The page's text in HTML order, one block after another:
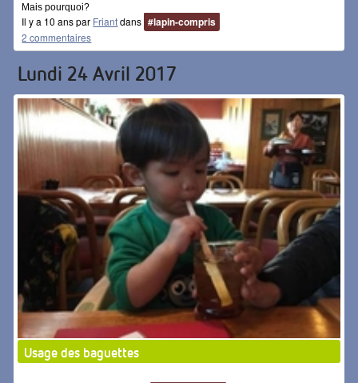
Mais pourquoi?
Il y a 10 ans par Friantdans #lapin-compris
2 commentaires
Lundi 24 Avril 2017
Usage des baguettes